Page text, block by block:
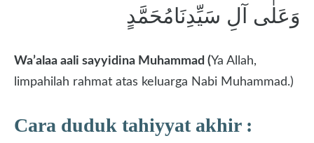
وَعَلٰى آلِ سَيِّدِنَامُحَمَّدٍ
Wa’alaa aali sayyidina Muhammad (Ya Allah,
limpahilah rahmat atas keluarga Nabi Muhammad.)
Cara duduk tahiyyat akhir :